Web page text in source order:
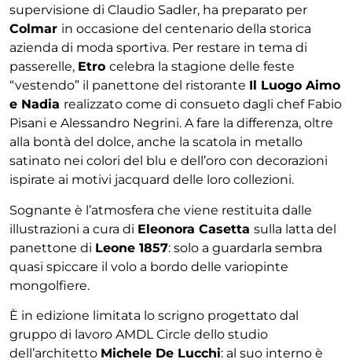
supervisione di Claudio Sadler, ha preparato per
Colmar in occasione del centenario della storica
azienda di moda sportiva. Per restare in tema di
passerelle, Etro celebra la stagione delle feste
“vestendo” il panettone del ristorante Il Luogo Aimo
e Nadia realizzato come di consueto dagli chef Fabio
Pisani e Alessandro Negrini. A fare la differenza, oltre
alla bontà del dolce, anche la scatola in metallo
satinato nei colori del blu e dell’oro con decorazioni
ispirate ai motivi jacquard delle loro collezioni.
Sognante è l’atmosfera che viene restituita dalle
illustrazioni a cura di Eleonora Casetta sulla latta del
panettone di Leone 1857: solo a guardarla sembra
quasi spiccare il volo a bordo delle variopinte
mongolfiere.
È in edizione limitata lo scrigno progettato dal
gruppo di lavoro AMDL Circle dello studio
dell’architetto Michele De Lucchi: al suo interno è